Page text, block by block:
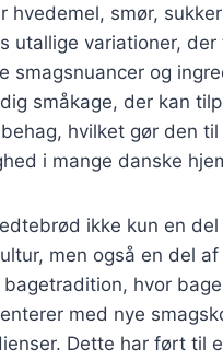
hvedemel, smør,
utallige variationer, der
smagsnuancer og
småkage, der kan
hvilket gør den
i mange danske
ikke kun en
men også en del af
bagetradition, hvor
med nye
Dette har ført til